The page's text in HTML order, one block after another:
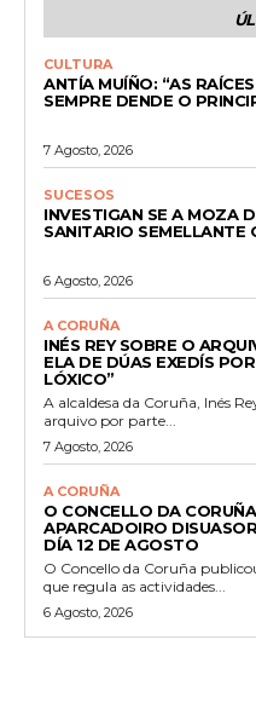
CULTURA
ANTÍA MUÍÑO: “AS
SEMPRE DENDE O
7 Agosto, 2026
SUCESOS
INVESTIGAN SE A MOZA
SANITARIO SEMELLANTE
6 Agosto, 2026
A CORUÑA
INÉS REY SOBRE O
ELA DE DÚAS EXEDÍS
LÓXICO”
A alcaldesa da Coruña, Inés
arquivo por parte...
7 Agosto, 2026
A CORUÑA
O CONCELLO DA
APARCADOIRO
DÍA 12 DE AGOSTO
O Concello da Coruña
que regula as actividades...
6 Agosto, 2026